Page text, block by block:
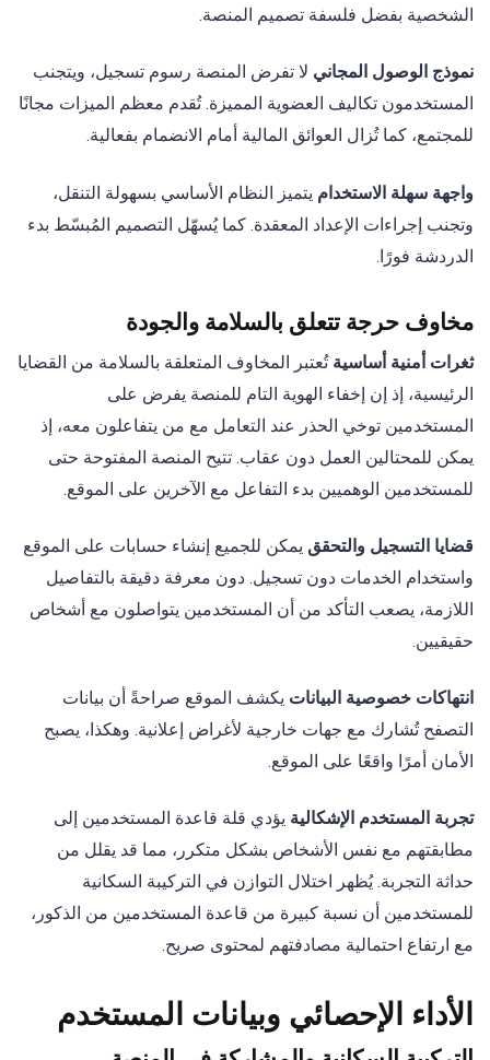
الشخصية بفضل فلسفة تصميم المنصة.
نموذج الوصول المجاني لا تفرض المنصة رسوم تسجيل، ويتجنب
المستخدمون تكاليف العضوية المميزة. تُقدم معظم الميزات مجانًا
للمجتمع، كما تُزال العوائق المالية أمام الانضمام بفعالية.
واجهة سهلة الاستخدام يتميز النظام الأساسي بسهولة التنقل،
وتجنب إجراءات الإعداد المعقدة. كما يُسهّل التصميم المُبسّط بدء
الدردشة فورًا.
مخاوف حرجة تتعلق بالسلامة والجودة
ثغرات أمنية أساسية تُعتبر المخاوف المتعلقة بالسلامة من القضايا
الرئيسية، إذ إن إخفاء الهوية التام للمنصة يفرض على
المستخدمين توخي الحذر عند التعامل مع من يتفاعلون معه، إذ
يمكن للمحتالين العمل دون عقاب. تتيح المنصة المفتوحة حتى
للمستخدمين الوهميين بدء التفاعل مع الآخرين على الموقع.
قضايا التسجيل والتحقق يمكن للجميع إنشاء حسابات على الموقع
واستخدام الخدمات دون تسجيل. دون معرفة دقيقة بالتفاصيل
اللازمة، يصعب التأكد من أن المستخدمين يتواصلون مع أشخاص
حقيقيين.
انتهاكات خصوصية البيانات يكشف الموقع صراحةً أن بيانات
التصفح تُشارك مع جهات خارجية لأغراض إعلانية. وهكذا، يصبح
الأمان أمرًا واقعًا على الموقع.
تجربة المستخدم الإشكالية يؤدي قلة قاعدة المستخدمين إلى
مطابقتهم مع نفس الأشخاص بشكل متكرر، مما قد يقلل من
حداثة التجربة. يُظهر اختلال التوازن في التركيبة السكانية
للمستخدمين أن نسبة كبيرة من قاعدة المستخدمين من الذكور،
مع ارتفاع احتمالية مصادفتهم لمحتوى صريح.
الأداء الإحصائي وبيانات المستخدم